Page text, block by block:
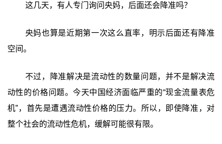
这几天，有人专门询问央妈，后面还会降准吗？
央妈也算是近期第一次这么直率，明示后面还有降准
空间。
不过，降准解决是流动性的数量问题，并不是解决流
动性的价格问题。今天中国经济面临严重的“现金流量表危
机”，首先是遭遇流动性价格的压力。所以，即使降准，对
整个社会的流动性危机，缓解可能很有限。